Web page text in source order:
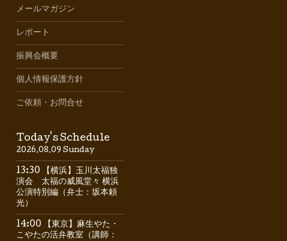
メールマガジン
レポート
振興会概要
個人情報保護方針
ご依頼・お問合せ
Today's Schedule
2026.08.09 Sunday
13:30 【横浜】玉川太福独
演会 太福の威風堂々 横浜
公演特別編（弁士：坂本頼
光）
14:00 【東京】麻生やた・
こやたの活弁教室（講師：